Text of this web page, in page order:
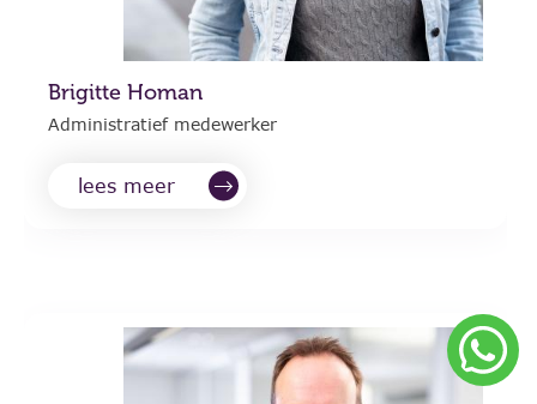
Brigitte Homan
Administratief medewerker
lees meer